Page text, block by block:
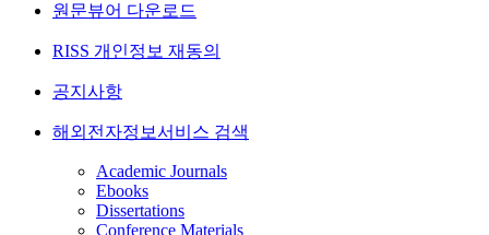
원문뷰어 다운로드
RISS 개인정보 재동의
공지사항
해외전자정보서비스 검색
Academic Journals
Ebooks
Dissertations
Conference Materials